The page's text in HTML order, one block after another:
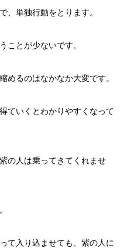
、単独行動をとります。
ことが少ないです。
めるのはなかなか大変です。
ていくとわかりやすくなって
の人は乗ってきてくれませ
て入り込ませても、紫の人に